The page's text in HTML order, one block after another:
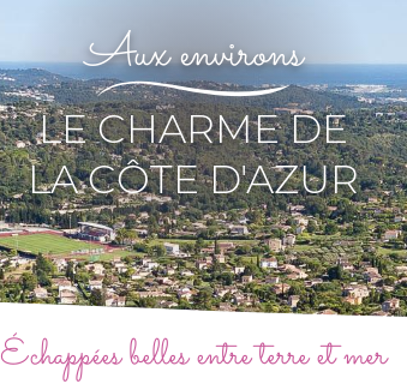
Aux environs
LE CHARME DE
LA CÔTE D'AZUR
Échappées belles entre terre et mer